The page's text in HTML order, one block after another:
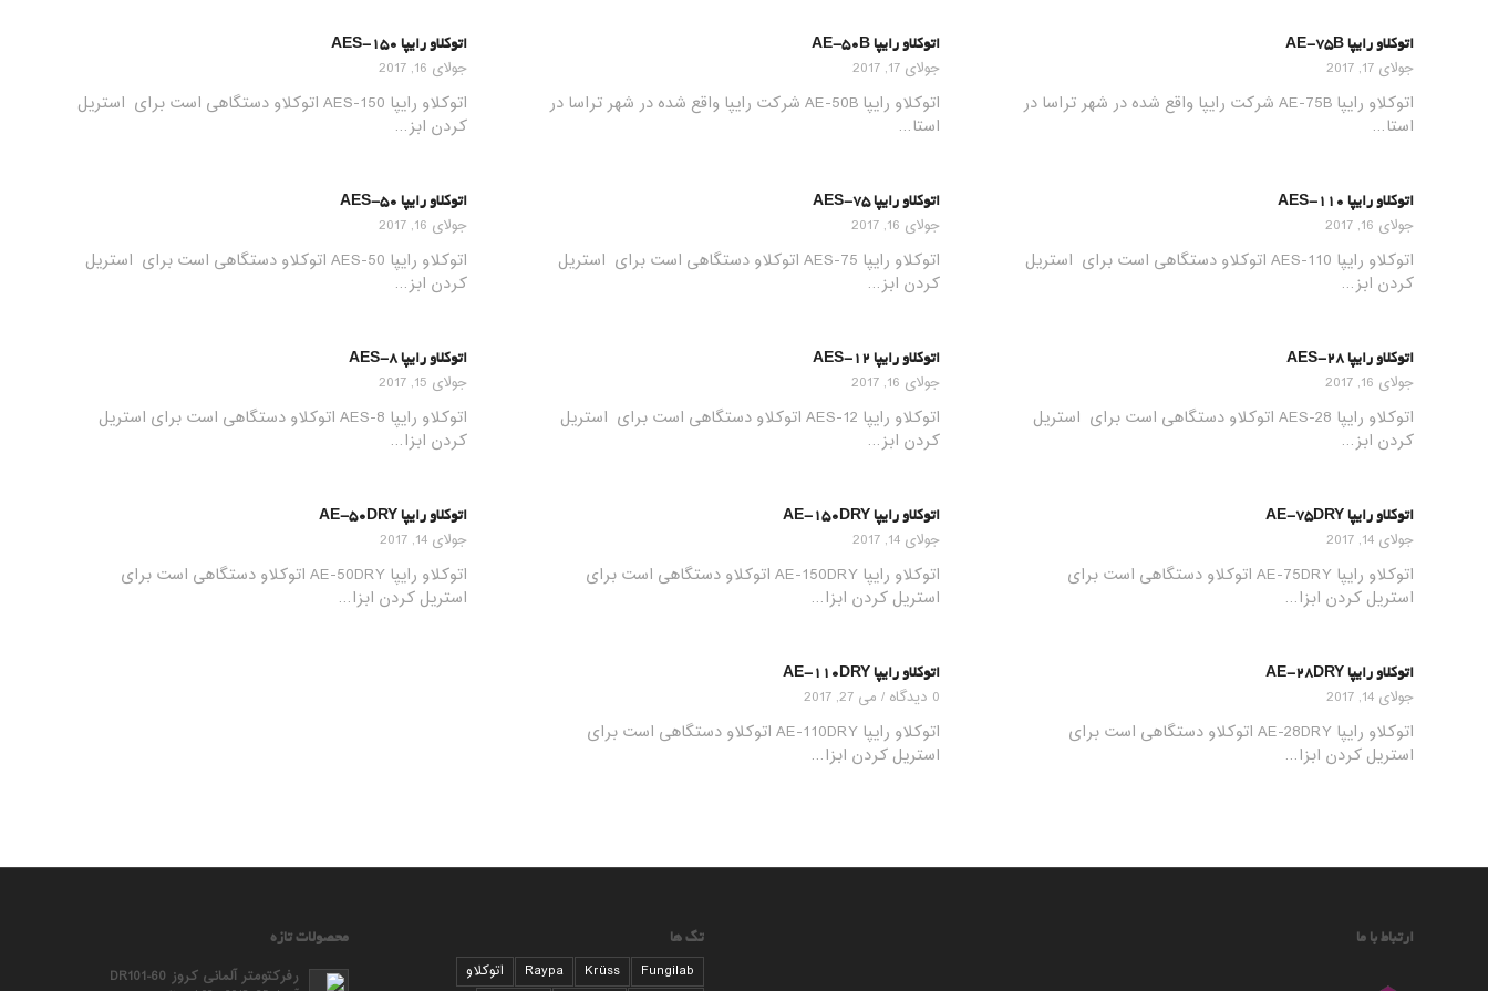
اتوکلاو رایپا AE-75B
جولای 17, 2017
اتوکلاو رایپا AE-75B شرکت رایپا واقع شده در شهر تراسا در
استا…
اتوکلاو رایپا AE-50B
جولای 17, 2017
اتوکلاو رایپا AE-50B شرکت رایپا واقع شده در شهر تراسا در
استا…
اتوکلاو رایپا AES-150
جولای 16, 2017
اتوکلاو رایپا AES-150 اتوکلاو دستگاهی است برای استریل
کردن ابز…
اتوکلاو رایپا AES-110
جولای 16, 2017
اتوکلاو رایپا AES-110 اتوکلاو دستگاهی است برای استریل
کردن ابز…
اتوکلاو رایپا AES-75
جولای 16, 2017
اتوکلاو رایپا AES-75 اتوکلاو دستگاهی است برای استریل
کردن ابز…
اتوکلاو رایپا AES-50
جولای 16, 2017
اتوکلاو رایپا AES-50 اتوکلاو دستگاهی است برای استریل
کردن ابز…
اتوکلاو رایپا AES-28
جولای 16, 2017
اتوکلاو رایپا AES-28 اتوکلاو دستگاهی است برای استریل
کردن ابز…
اتوکلاو رایپا AES-12
جولای 16, 2017
اتوکلاو رایپا AES-12 اتوکلاو دستگاهی است برای استریل
کردن ابز…
اتوکلاو رایپا AES-8
جولای 15, 2017
اتوکلاو رایپا AES-8 اتوکلاو دستگاهی است برای استریل
کردن ابزا…
اتوکلاو رایپا AE-75DRY
جولای 14, 2017
اتوکلاو رایپا AE-75DRY اتوکلاو دستگاهی است برای
استریل کردن ابزا…
اتوکلاو رایپا AE-150DRY
جولای 14, 2017
اتوکلاو رایپا AE-150DRY اتوکلاو دستگاهی است برای
استریل کردن ابزا…
اتوکلاو رایپا AE-50DRY
جولای 14, 2017
اتوکلاو رایپا AE-50DRY اتوکلاو دستگاهی است برای
استریل کردن ابزا…
اتوکلاو رایپا AE-28DRY
جولای 14, 2017
اتوکلاو رایپا AE-28DRY اتوکلاو دستگاهی است برای
استریل کردن ابزا…
اتوکلاو رایپا AE-110DRY
0 دیدگاه / می 27, 2017
اتوکلاو رایپا AE-110DRY اتوکلاو دستگاهی است برای
استریل کردن ابزا…
ارتباط با ما تگ ها
Fungilab
Krüss
Raypa اتوکلاو
محصولات تازه
رفرکتومتر آلمانی کروز DR101-60